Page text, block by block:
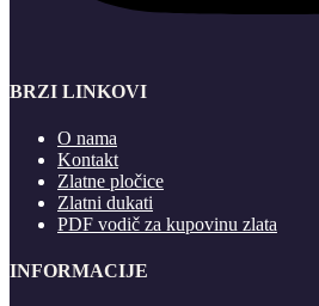
BRZI LINKOVI
O nama
Kontakt
Zlatne pločice
Zlatni dukati
PDF vodič za kupovinu zlata
INFORMACIJE